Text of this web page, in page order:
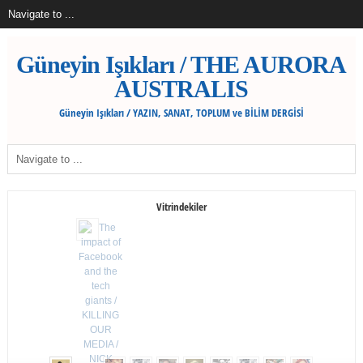
Güneyin Işıkları / THE AURORA
AUSTRALIS
Güneyin Işıkları / YAZIN, SANAT, TOPLUM ve BİLİM DERGİSİ
Vitrindekiler